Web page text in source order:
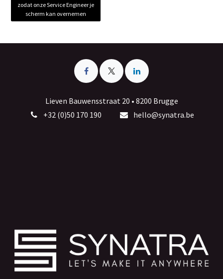
zodat onze Service Engineer je
scherm kan overnemen
Lieven Bauwensstraat 20 • 8200 Brugge
+32 (0)50 170 190
hello@synatra.be